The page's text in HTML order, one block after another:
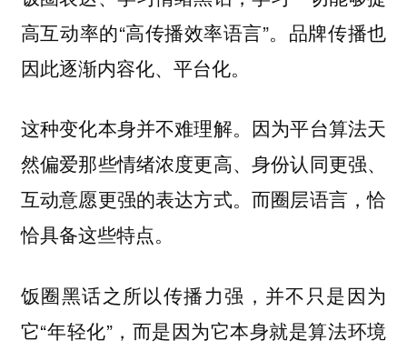
高互动率的“高传播效率语言”。品牌传播也
因此逐渐内容化、平台化。
这种变化本身并不难理解。因为平台算法天
然偏爱那些情绪浓度更高、身份认同更强、
互动意愿更强的表达方式。而圈层语言，恰
恰具备这些特点。
饭圈黑话之所以传播力强，并不只是因为
它“年轻化”，而是因为它本身就是算法环境